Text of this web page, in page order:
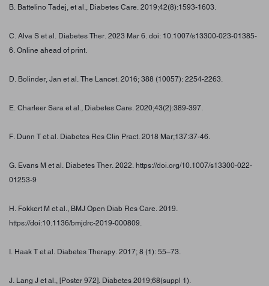
B. Battelino Tadej, et al., Diabetes Care. 2019;42(8):1593-1603.
C. Alva S et al. Diabetes Ther. 2023 Mar 6. doi: 10.1007/s13300-023-01385-
6. Online ahead of print.
D. Bolinder, Jan et al. The Lancet. 2016; 388 (10057): 2254-2263.
E. Charleer Sara et al., Diabetes Care. 2020;43(2):389-397.
F. Dunn T et al. Diabetes Res Clin Pract. 2018 Mar;137:37-46.
G. Evans M et al. Diabetes Ther. 2022. https://doi.org/10.1007/s13300-022-
01253-9
H. Fokkert M et al., BMJ Open Diab Res Care. 2019.
https://doi:10.1136/bmjdrc-2019-000809.
I. Haak T et al. Diabetes Therapy. 2017; 8 (1): 55–73.
J. Lang J et al., [Poster 972]. Diabetes 2019;68(suppl 1).